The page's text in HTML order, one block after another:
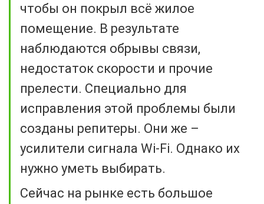
чтобы он покрыл всё жилое
помещение. В результате
наблюдаются обрывы связи,
недостаток скорости и прочие
прелести. Специально для
исправления этой проблемы были
созданы репитеры. Они же –
усилители сигнала Wi-Fi. Однако их
нужно уметь выбирать.
Сейчас на рынке есть большое